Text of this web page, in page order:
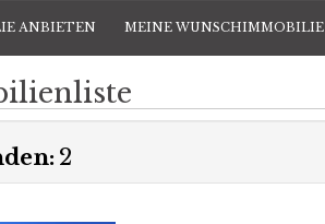
ANBIETEN MEINE WUNSCHIMMOBILIE
2